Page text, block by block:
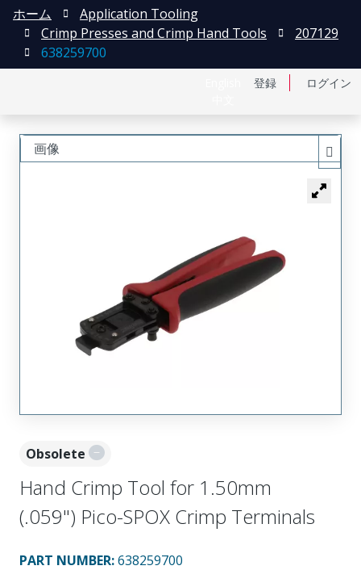
登録 ログイン
ホーム
Application Tooling
Crimp Presses and Crimp Hand Tools
207129
638259700
Obsolete
Hand Crimp Tool for 1.50mm
(.059") Pico-SPOX Crimp Terminals
PART NUMBER:638259700
画像